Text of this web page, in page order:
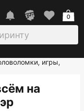
0
игры,
на